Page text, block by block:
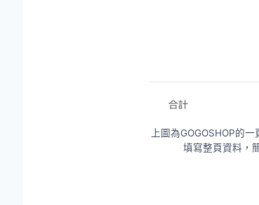
上圖為GOGOSHOP的
填寫整頁資料，